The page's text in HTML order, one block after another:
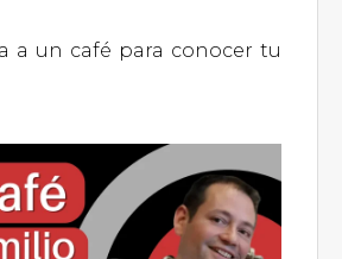
a un café para conocer tu